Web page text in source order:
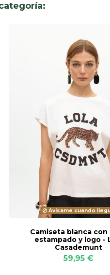
Avísame cuando
Camiseta blanca
estampado y logo -
Casademunt
59,95 €